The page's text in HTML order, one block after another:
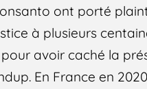
ont porté
à plusieurs
avoir caché la
En France en